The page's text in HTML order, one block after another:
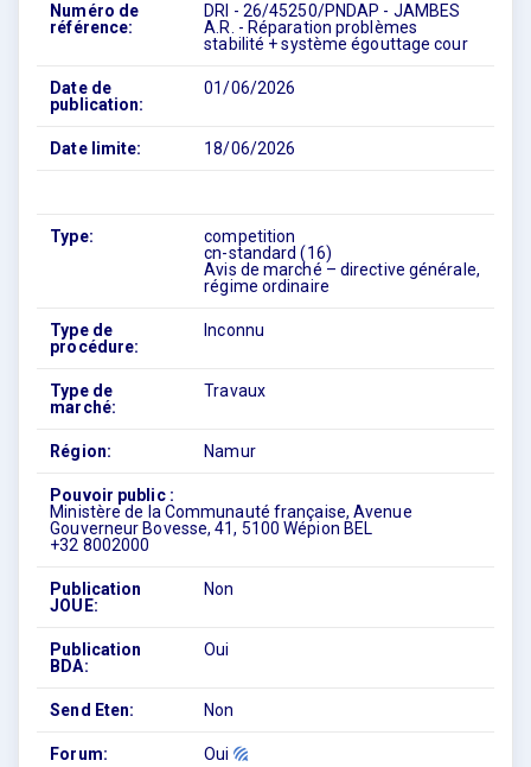
Numéro de
référence:
DRI - 26/45250/PNDAP - JAMBES
A.R. - Réparation problèmes
stabilité + système égouttage cour
Date de
publication:
01/06/2026
Date limite: 18/06/2026
Type:
competition
cn-standard (16)
Avis de marché – directive générale,
régime ordinaire
Type de
procédure:
Inconnu
Type de
marché:
Travaux
Région: Namur
Pouvoir public :
Ministère de la Communauté française, Avenue
Gouverneur Bovesse, 41, 5100 Wépion BEL
+32 8002000
Publication
JOUE:
Non
Publication
BDA:
Oui
Send Eten: Non
Forum: Oui